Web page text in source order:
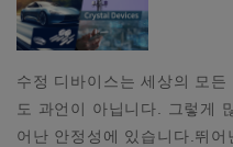
수정 디바이스는 세상의 모
도 과언이 아닙니다. 그렇게
어난 안정성에 있습니다.뛰